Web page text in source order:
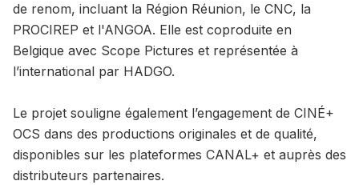
de renom, incluant la Région Réunion, le CNC, la
PROCIREP et l'ANGOA. Elle est coproduite en
Belgique avec Scope Pictures et représentée à
l’international par HADGO.
Le projet souligne également l’engagement de CINÉ+
OCS dans des productions originales et de qualité,
disponibles sur les plateformes CANAL+ et auprès des
distributeurs partenaires.